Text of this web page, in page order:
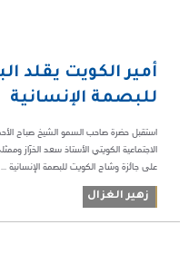
أمير الكويت يقلد
للبصمة الإنسانية
استقبل حضرة صاحب السمو الشيخ صباح
الاجتماعية الكويتي الأستاذ سعد الخرّاز
على جائزة وشاح الكويت للبصمة الإنسانية ...
زهير الغزال